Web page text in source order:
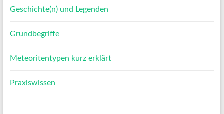
Geschichte(n) und Legenden
Grundbegriffe
Meteoritentypen kurz erklärt
Praxiswissen